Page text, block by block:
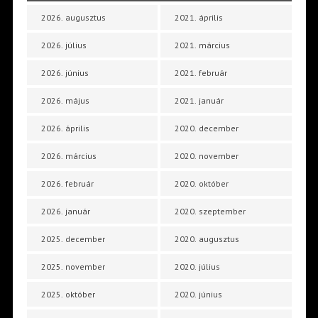
2026. augusztus
2026. július
2026. június
2026. május
2026. április
2026. március
2026. február
2026. január
2025. december
2025. november
2025. október
2021. április
2021. március
2021. február
2021. január
2020. december
2020. november
2020. október
2020. szeptember
2020. augusztus
2020. július
2020. június